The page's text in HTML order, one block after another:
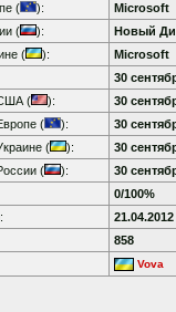
(
):
Microsoft
(
):
Новый
(
):
Microsoft
30
(
):
30
(
):
30
(
):
30
(
):
30
0/100%
21.04.2012
858
Vova